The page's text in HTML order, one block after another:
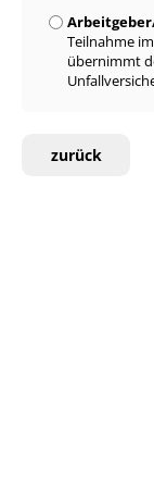
Teilnahme
übernimmt
zurück